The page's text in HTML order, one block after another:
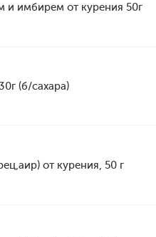
имбирем от курения 50г
(б/сахара)
от курения, 50 г